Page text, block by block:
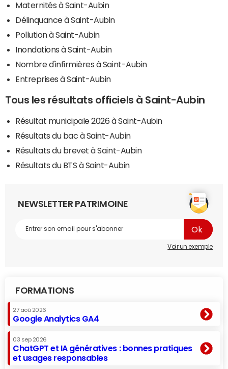
Maternités à Saint-Aubin
Délinquance à Saint-Aubin
Pollution à Saint-Aubin
Inondations à Saint-Aubin
Nombre d'infirmières à Saint-Aubin
Entreprises à Saint-Aubin
Tous les résultats officiels à Saint-Aubin
Résultat municipale 2026 à Saint-Aubin
Résultats du bac à Saint-Aubin
Résultats du brevet à Saint-Aubin
Résultats du BTS à Saint-Aubin
NEWSLETTER PATRIMOINE
Voir un exemple
FORMATIONS
27 aoû 2026
Google Analytics GA4
03 sep 2026
ChatGPT et IA génératives : bonnes pratiques
et usages responsables